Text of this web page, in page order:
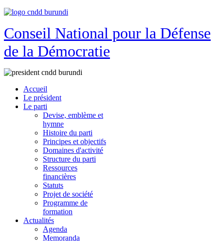
Conseil National pour la Défense
de la Démocratie
Accueil
Le président
Le parti
Devise, emblème et
hymne
Histoire du parti
Principes et objectifs
Domaines d'activité
Structure du parti
Ressources
financières
Statuts
Projet de société
Programme de
formation
Actualités
Agenda
Memoranda